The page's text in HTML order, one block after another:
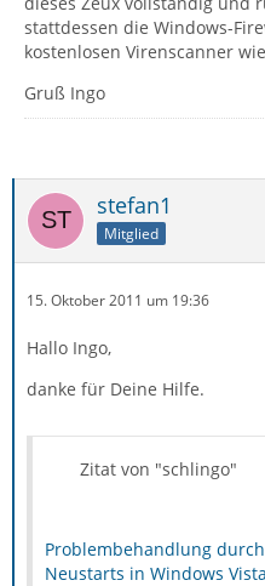
stattdessen die Windows-
kostenlosen Virenscanner
Gruß Ingo
stefan1
Mitglied
15. Oktober 2011 um 19:36
Hallo Ingo,
danke für Deine Hilfe.
Zitat von "schlingo"
Problembehandlung
Neustarts in Windows